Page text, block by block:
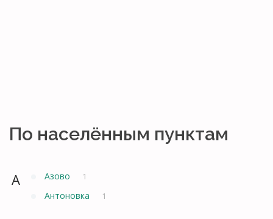
По населённым пунктам
А Азово 1
Антоновка 1